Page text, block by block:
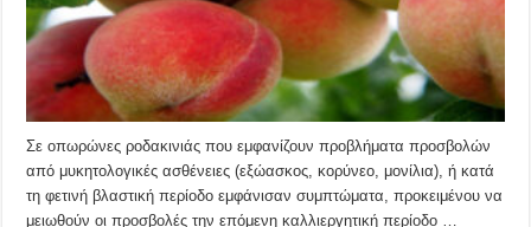
Σε οπωρώνες ροδακινιάς που εμφανίζουν προβλήματα προσβολών
από μυκητολογικές ασθένειες (εξώασκος, κορύνεο, μονίλια), ή κατά
τη φετινή βλαστική περίοδο εμφάνισαν συμπτώματα, προκειμένου να
μειωθούν οι προσβολές την επόμενη καλλιεργητική περίοδο …